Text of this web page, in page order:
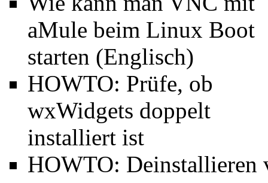
aMule beim Linux Boot
starten (Englisch)
HOWTO: Prüfe, ob
wxWidgets doppelt
installiert ist
HOWTO: Deinstallieren